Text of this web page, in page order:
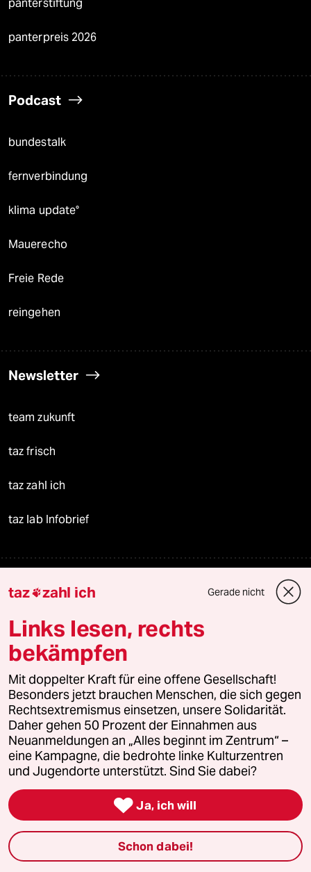
panterstiftung
panterpreis 2026
Podcast
bundestalk
fernverbindung
klima update°
Mauerecho
Freie Rede
reingehen
Newsletter
team zukunft
taz frisch
taz zahl ich
taz lab Infobrief
Demnächst
Vor Ort
Live im Stream
Vergangene
taz lab 2027
Mehr taz Lesestoff
taz zahl ich Gerade nicht
Links lesen, rechts
bekämpfen
Mit doppelter Kraft für eine offene Gesellschaft!
Besonders jetzt brauchen Menschen, die sich gegen
Rechtsextremismus einsetzen, unsere Solidarität.
Daher gehen 50 Prozent der Einnahmen aus
Neuanmeldungen an „Alles beginnt im Zentrum“ –
eine Kampagne, die bedrohte linke Kulturzentren
und Jugendorte unterstützt. Sind Sie dabei?
 Ja, ich will
Schon dabei!